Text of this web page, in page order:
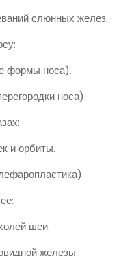
слюнных желез.
формы носа).
носа).
и орбиты.
шеи.
железы.